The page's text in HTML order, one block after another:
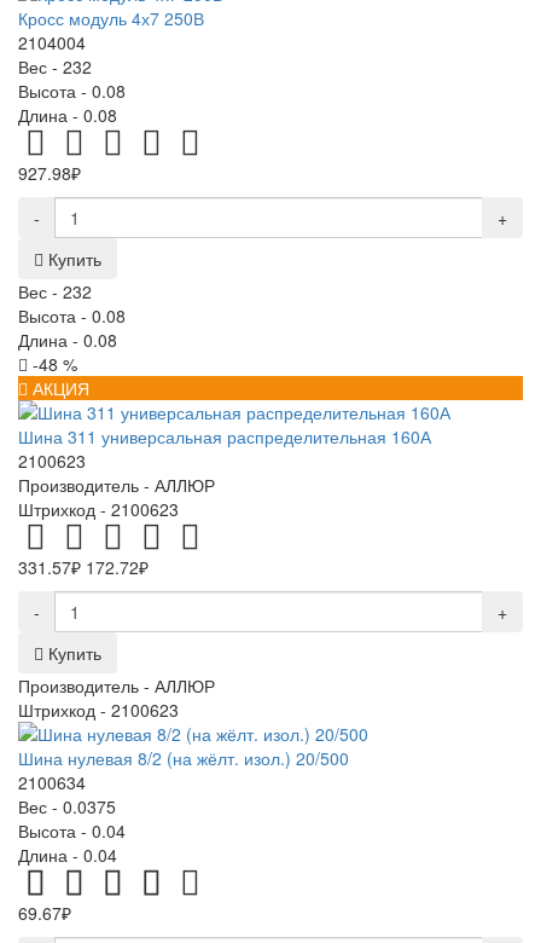
Кросс модуль 4х7 250В
2104004
Вес - 232
Высота - 0.08
Длина - 0.08
927.98₽
-
+
Купить
Вес - 232
Высота - 0.08
Длина - 0.08
-48 %
АКЦИЯ
Шина 311 универсальная распределительная 160А
2100623
Производитель - АЛЛЮР
Штрихкод - 2100623
331.57₽ 172.72₽
-
+
Купить
Производитель - АЛЛЮР
Штрихкод - 2100623
Шина нулевая 8/2 (на жёлт. изол.) 20/500
2100634
Вес - 0.0375
Высота - 0.04
Длина - 0.04
69.67₽